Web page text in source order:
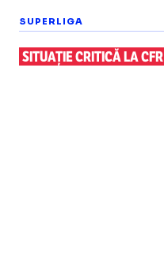
SUPERLIGA
SITUAȚIE CRITICĂ LA CFR